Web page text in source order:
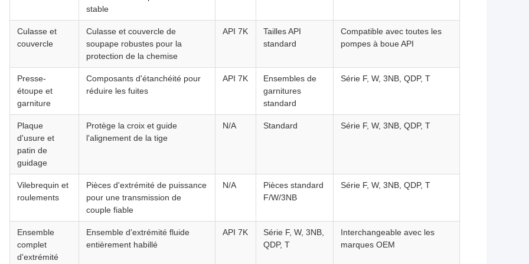
stable
Culasse et
couvercle
Culasse et couvercle de
soupape robustes pour la
protection de la chemise
API 7K
Tailles API
standard
Compatible avec toutes les
pompes à boue API
Presse-
étoupe et
garniture
Composants d'étanchéité pour
réduire les fuites
API 7K
Ensembles de
garnitures
standard
Série F, W, 3NB, QDP, T
Plaque
d'usure et
patin de
guidage
Protège la croix et guide
l'alignement de la tige
N/A Standard Série F, W, 3NB, QDP, T
Vilebrequin et
roulements
Pièces d'extrémité de puissance
pour une transmission de
couple fiable
N/A
Pièces standard
F/W/3NB
Série F, W, 3NB, QDP, T
Ensemble
complet
d'extrémité
Ensemble d'extrémité fluide
entièrement habillé
API 7K
Série F, W, 3NB,
QDP, T
Interchangeable avec les
marques OEM